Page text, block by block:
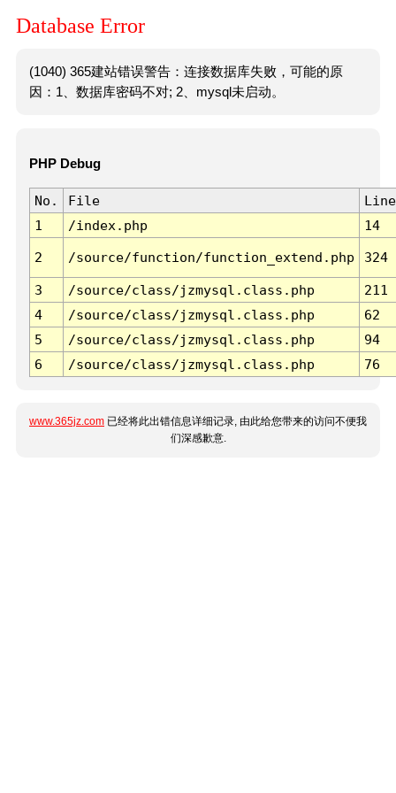
Database Error
(1040) 365建站错误警告：连接数据库失败，可能的原
因：1、数据库密码不对; 2、mysql未启动。
PHP Debug
No. File
Line
1
/index.php 14
2 /source/function/function_extend.php 324
3 /source/class/jzmysql.class.php
211
4
/source/class/jzmysql.class.php
62
5
/source/class/jzmysql.class.php
94
6
/source/class/jzmysql.class.php 76
www.365jz.com 已经将此出错信息详细记录, 由此给您带来的访问不便我
们深感歉意.